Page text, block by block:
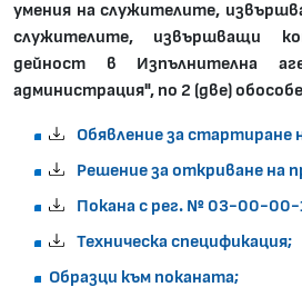
умения на служителите,
служителите, извършващи
дейност в Изпълнителна
администрация", по 2 (две)
Обявление за стартиране
Решение за откриване на
Покана с рег. № 03-00-
Техническа спецификация;
Образци към поканата;